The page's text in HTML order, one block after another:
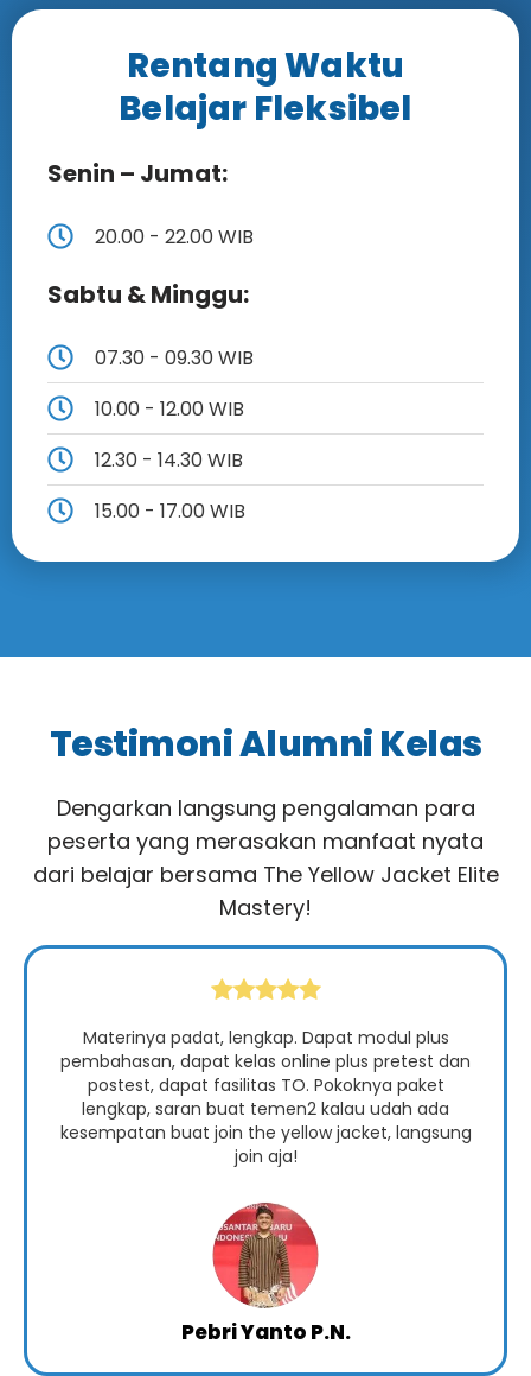
Rentang Waktu
Belajar Fleksibel
Senin – Jumat:
20.00 - 22.00 WIB
Sabtu & Minggu:
07.30 - 09.30 WIB
10.00 - 12.00 WIB
12.30 - 14.30 WIB
15.00 - 17.00 WIB
Testimoni Alumni Kelas
Dengarkan langsung pengalaman para
peserta yang merasakan manfaat nyata
dari belajar bersama The Yellow Jacket Elite
Mastery!
Materinya padat, lengkap. Dapat modul plus
pembahasan, dapat kelas online plus pretest dan
postest, dapat fasilitas TO. Pokoknya paket
lengkap, saran buat temen2 kalau udah ada
kesempatan buat join the yellow jacket, langsung
join aja!
Pebri Yanto P.N.